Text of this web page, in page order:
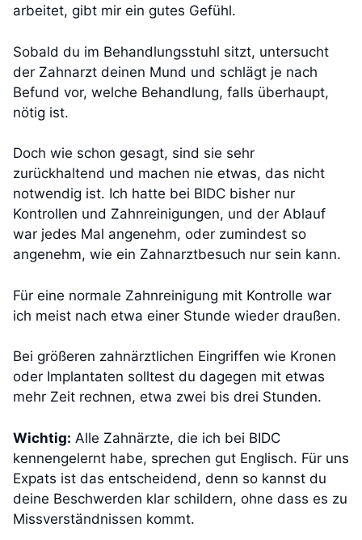
arbeitet, gibt mir ein gutes Gefühl.
Sobald du im Behandlungsstuhl sitzt, untersucht
der Zahnarzt deinen Mund und schlägt je nach
Befund vor, welche Behandlung, falls überhaupt,
nötig ist.
Doch wie schon gesagt, sind sie sehr
zurückhaltend und machen nie etwas, das nicht
notwendig ist. Ich hatte bei BIDC bisher nur
Kontrollen und Zahnreinigungen, und der Ablauf
war jedes Mal angenehm, oder zumindest so
angenehm, wie ein Zahnarztbesuch nur sein kann.
Für eine normale Zahnreinigung mit Kontrolle war
ich meist nach etwa einer Stunde wieder draußen.
Bei größeren zahnärztlichen Eingriffen wie Kronen
oder Implantaten solltest du dagegen mit etwas
mehr Zeit rechnen, etwa zwei bis drei Stunden.
Wichtig: Alle Zahnärzte, die ich bei BIDC
kennengelernt habe, sprechen gut Englisch. Für uns
Expats ist das entscheidend, denn so kannst du
deine Beschwerden klar schildern, ohne dass es zu
Missverständnissen kommt.